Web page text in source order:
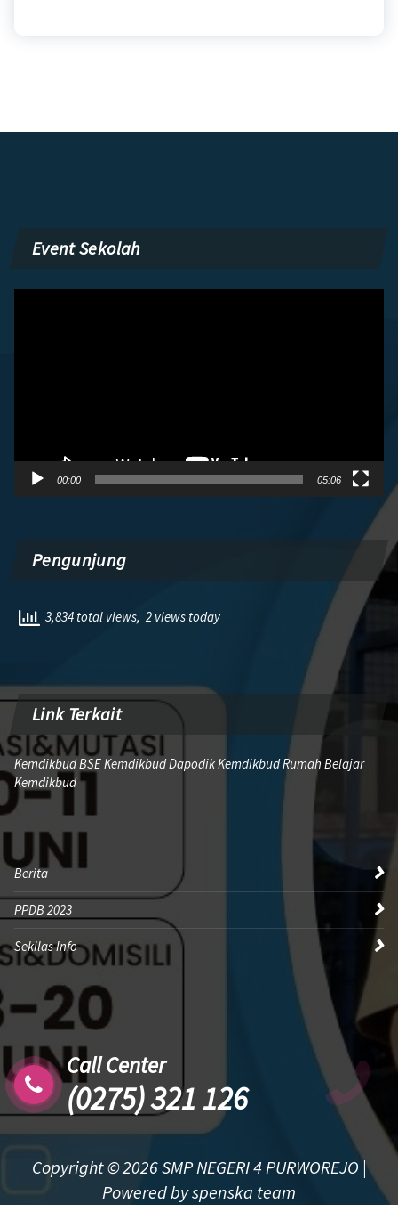
Event Sekolah
00:00 05:06
Pengunjung
3,834 total views, 2 views today
Link Terkait
Kemdikbud BSE Kemdikbud Dapodik Kemdikbud Rumah Belajar
Kemdikbud
Berita
PPDB 2023
Sekilas Info
Call Center
(0275) 321 126
Copyright © 2026 SMP NEGERI 4 PURWOREJO |
Powered by spenska team